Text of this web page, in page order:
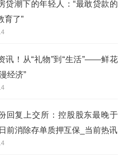
贷潮下的年轻人：“最敢贷款的
育了”
讯！从“礼物”到“生活”——鲜花
经济”
回复上交所：控股股东最晚于
前消除存单质押互保_当前热讯